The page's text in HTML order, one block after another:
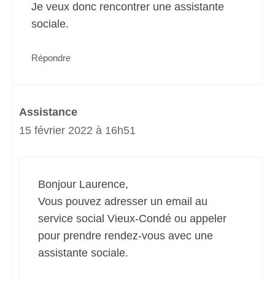
Je veux donc rencontrer une assistante
sociale.
Répondre
Assistance
15 février 2022 à 16h51
Bonjour Laurence,
Vous pouvez adresser un email au
service social Vieux-Condé ou appeler
pour prendre rendez-vous avec une
assistante sociale.